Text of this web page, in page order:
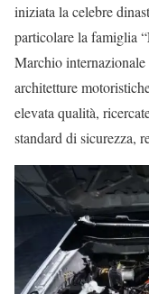
iniziata la celebre
particolare la famiglia “
Marchio
architetture
elevata qualità,
standard di sicurezza,